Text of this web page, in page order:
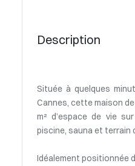
Description
Située à quelques
Cannes, cette maison
m² d’espace de vie
piscine, sauna et terrain
Idéalement positionnée